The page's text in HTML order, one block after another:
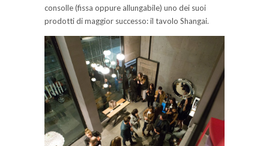
consolle (fissa oppure allungabile) uno dei suoi
prodotti di maggior successo: il tavolo Shangai.